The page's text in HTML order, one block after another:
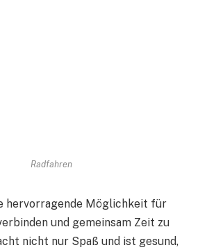
Radfahren
hervorragende Möglichkeit für
und gemeinsam Zeit zu
nicht nur Spaß und ist gesund,